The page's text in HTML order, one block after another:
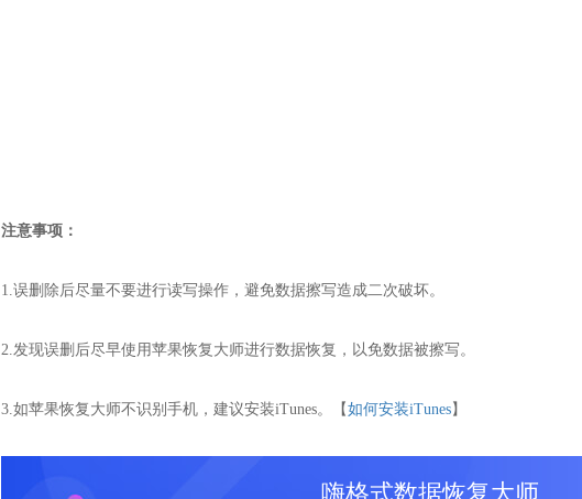
注意事项：
1.误删除后尽量不要进行读写操作，避免数据擦写造成二次破坏。
2.发现误删后尽早使用苹果恢复大师进行数据恢复，以免数据被擦写。
3.如苹果恢复大师不识别手机，建议安装iTunes。【如何安装iTunes】
嗨格式数据恢复大师